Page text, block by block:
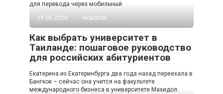
для перевода через мобильный
29.06.2026
Новости
Как выбрать университет в
Таиланде: пошаговое руководство
для российских абитуриентов
Екатерина из Екатеринбурга два года назад переехала в
Бангкок – сейчас она учится на факультете
международного бизнеса в университете Махидол.